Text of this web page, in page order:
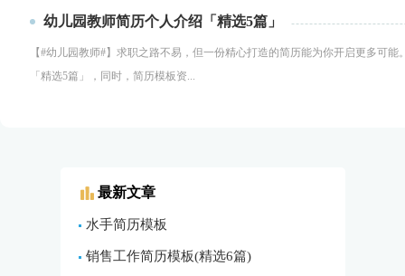
幼儿园教师简历个人介绍「精选5篇」
【#幼儿园教师#】求职之路不易，但一份精心打造的简历能为你开启更多可
「精选5篇」，同时，简历模板资...
最新文章
水手简历模板
销售工作简历模板(精选6篇)